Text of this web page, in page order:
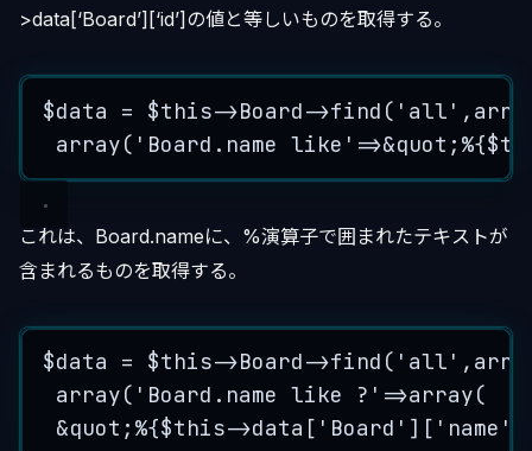
>data[‘Board’][‘id’]の値と等しいものを取得する。
$data = $this->Board->find ( ' all ' ,
array( ' Board.name like ' =>&quot ; %{
これは、Board.nameに、%演算子で囲まれたテキストが
含まれるものを取得する。
$data = $this->Board->find ( ' all ' ,
array( ' Board.name like ? ' =>array(
&quot ; %{$this->data [ ' Board ' ][ ' name '